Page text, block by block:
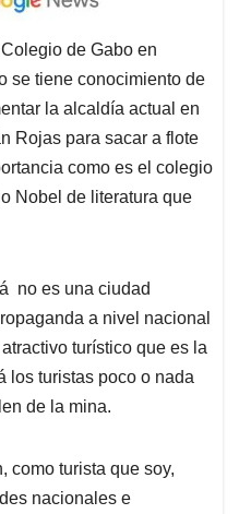
de Gabo en
se tiene conocimiento de
la alcaldía actual en
Rojas para sacar a flote
como es el colegio
Nobel de literatura que
no es una ciudad
a nivel nacional
turístico que es la
los turistas poco o nada
de la mina.
como turista que soy,
nacionales e